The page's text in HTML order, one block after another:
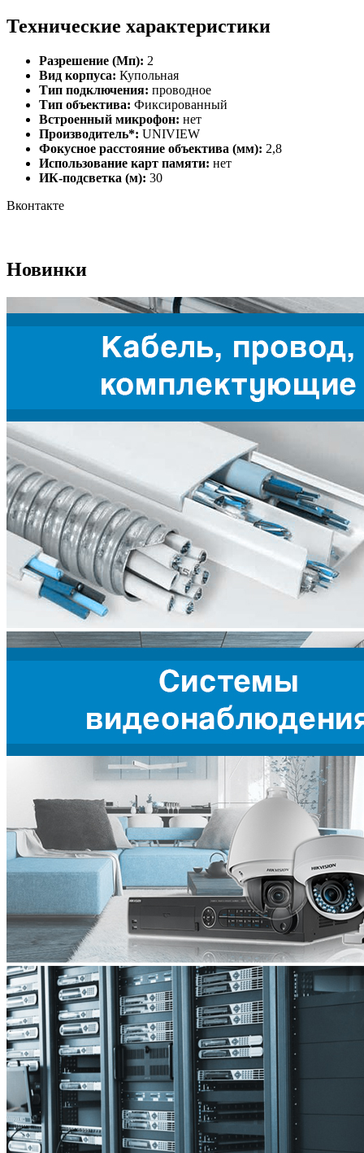
Технические характеристики
Разрешение (Мп): 2
Вид корпуса: Купольная
Тип подключения: проводное
Тип объектива: Фиксированный
Встроенный микрофон: нет
Производитель*: UNIVIEW
Фокусное расстояние объектива (мм): 2,8
Использование карт памяти: нет
ИК-подсветка (м): 30
Вконтакте
Новинки